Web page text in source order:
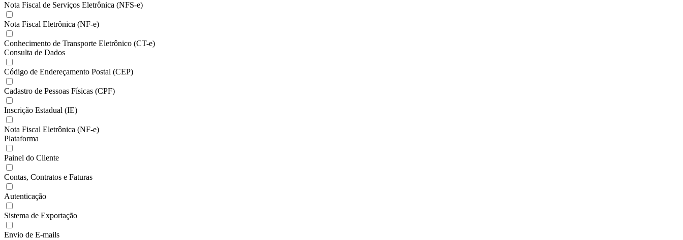
Nota Fiscal de Serviços Eletrônica (NFS-e)
Nota Fiscal Eletrônica (NF-e)
Conhecimento de Transporte Eletrônico (CT-e)
Consulta de Dados
Código de Endereçamento Postal (CEP)
Cadastro de Pessoas Físicas (CPF)
Inscrição Estadual (IE)
Nota Fiscal Eletrônica (NF-e)
Plataforma
Painel do Cliente
Contas, Contratos e Faturas
Autenticação
Sistema de Exportação
Envio de E-mails